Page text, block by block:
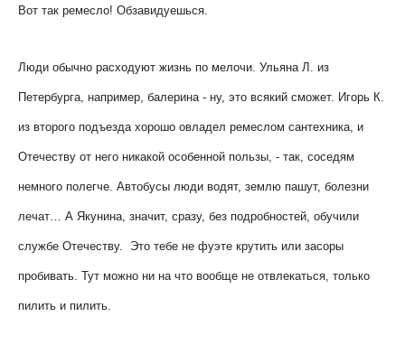
Вот так ремесло! Обзавидуешься.
Люди обычно расходуют жизнь по мелочи. Ульяна Л. из
Петербурга, например, балерина - ну, это всякий сможет. Игорь К.
из второго подъезда хорошо овладел ремеслом сантехника, и
Отечеству от него никакой особенной пользы, - так, соседям
немного полегче. Автобусы люди водят, землю пашут, болезни
лечат… А Якунина, значит, сразу, без подробностей, обучили
службе Отечеству. Это тебе не фуэте крутить или засоры
пробивать. Тут можно ни на что вообще не отвлекаться, только
пилить и пилить.